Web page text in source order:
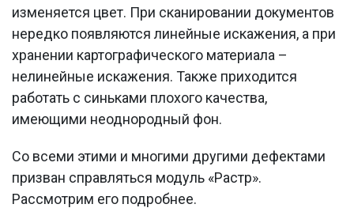
изменяется цвет. При сканировании документов
нередко появляются линейные искажения, а при
хранении картографического материала –
нелинейные искажения. Также приходится
работать с синьками плохого качества,
имеющими неоднородный фон.
Со всеми этими и многими другими дефектами
призван справляться модуль «Растр».
Рассмотрим его подробнее.